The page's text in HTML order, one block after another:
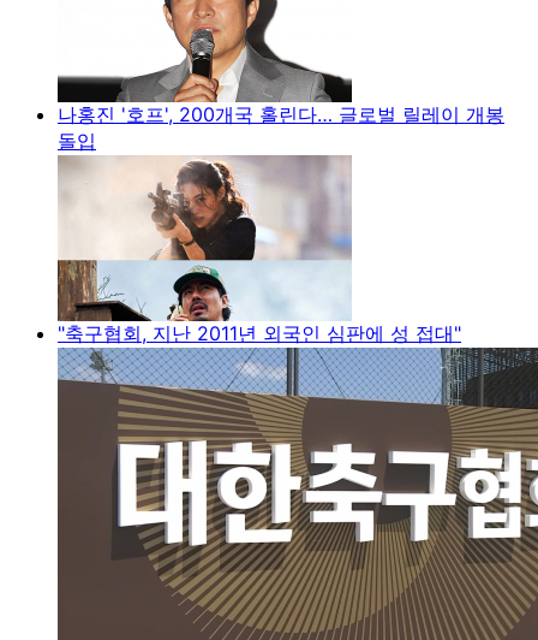
나홍진 '호프', 200개국 홀린다… 글로벌 릴레이 개봉
돌입
"축구협회, 지난 2011년 외국인 심판에 성 접대"